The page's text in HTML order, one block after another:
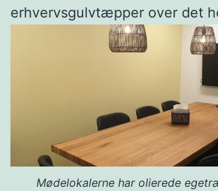
erhvervsgulvtæpper over det
Mødelokalerne har olierede